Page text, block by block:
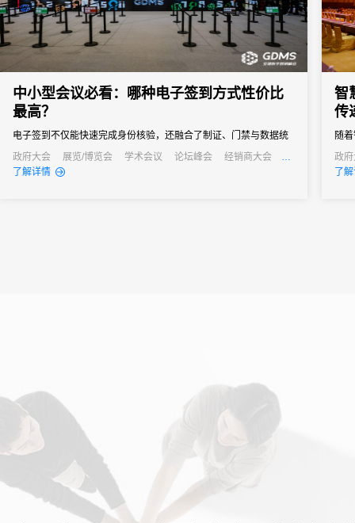
中小型会议必看：哪种电子签到方式性价比
最高？
电子签到不仅能快速完成身份核验，还融合了制证、门禁与数据统
计等多重功能，能够快速完成签到过程，减少等待时间，同时能够
通过数据分析，为会议组织者提供宝贵的参会者信息，助力后续的
政府大会 展览/博览会 学术会议 论坛峰会
经销商大会
公关活动
发布会
了解详情
智
传
随
点
信
政
公
了